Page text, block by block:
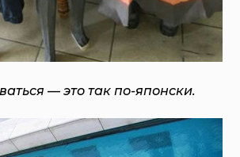
— это так по-японски.